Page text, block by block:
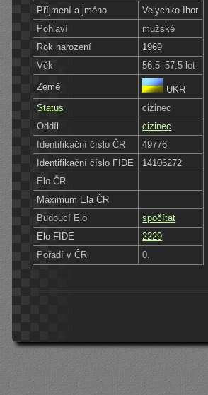
Příjmení a jméno
Velychko Ihor
Pohlaví
mužské
Rok narození
1969
Věk
56.5–57.5 let
Země
UKR
Status
cizinec
Oddíl
cizinec
Identifikační číslo ČR
49776
Identifikační číslo FIDE
14106272
Elo ČR
Maximum Ela ČR
Budoucí Elo
spočítat
Elo FIDE
2229
Pořadí v ČR
0.